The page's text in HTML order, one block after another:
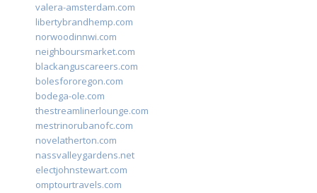
valera-amsterdam.com
libertybrandhemp.com
norwoodinnwi.com
neighboursmarket.com
blackanguscareers.com
bolesfororegon.com
bodega-ole.com
thestreamlinerlounge.com
mestrinorubanofc.com
novelatherton.com
nassvalleygardens.net
electjohnstewart.com
omptourtravels.com